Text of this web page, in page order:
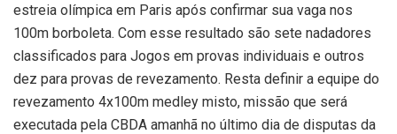
estreia olímpica em Paris após confirmar sua vaga nos
100m borboleta. Com esse resultado são sete nadadores
classificados para Jogos em provas individuais e outros
dez para provas de revezamento. Resta definir a equipe do
revezamento 4x100m medley misto, missão que será
executada pela CBDA amanhã no último dia de disputas da